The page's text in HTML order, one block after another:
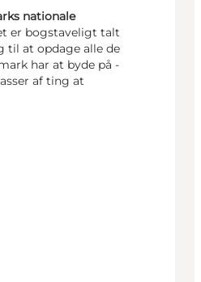
nationale
er bogstaveligt talt
til at opdage alle de
har at byde på -
af ting at